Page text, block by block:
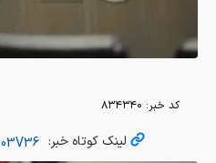
کد خبر: ۸۳۴۳۴۰
لینک کوتاه خبر: